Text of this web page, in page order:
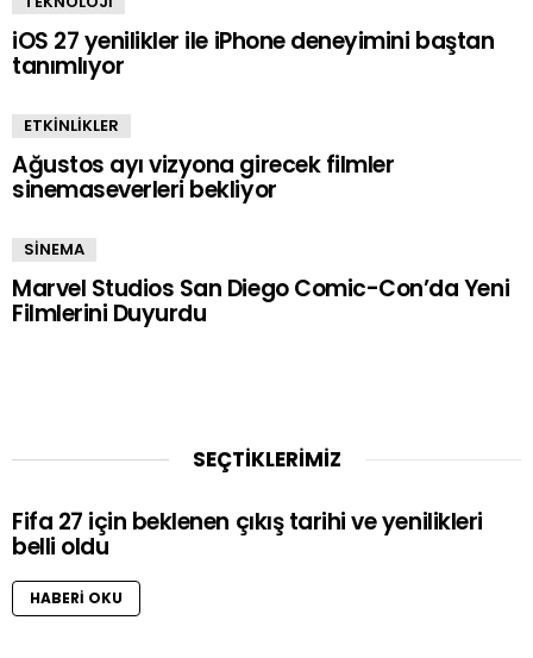
iOS 27 yenilikler ile iPhone deneyimini baştan
tanımlıyor
ETKİNLİKLER
Ağustos ayı vizyona girecek filmler
sinemaseverleri bekliyor
SİNEMA
Marvel Studios San Diego Comic-Con’da Yeni
Filmlerini Duyurdu
SEÇTİKLERİMİZ
Fifa 27 için beklenen çıkış tarihi ve yenilikleri
belli oldu
HABERI OKU